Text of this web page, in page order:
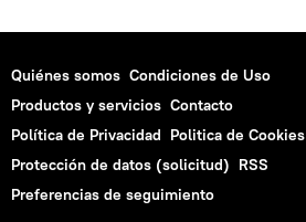
Quiénes somos Condiciones de Uso
Productos y servicios Contacto
Política de Privacidad Politica de Cookies
Protección de datos (solicitud) RSS
Preferencias de seguimiento